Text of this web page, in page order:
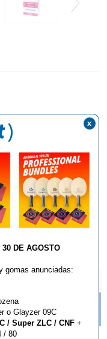
GROOVY YA
DE AGOSTO
gomas anunciadas:
o Glayzer 09C
/ Super ZLC / CNF+
/ 80
x